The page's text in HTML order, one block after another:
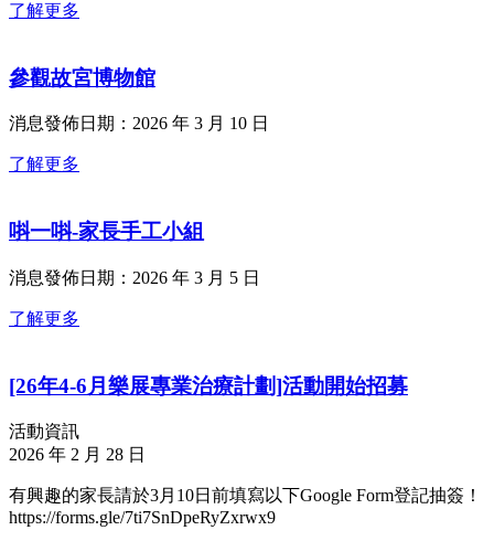
了解更多
參觀故宮博物館
消息發佈日期：2026 年 3 月 10 日
了解更多
唞一唞-家長手工小組
消息發佈日期：2026 年 3 月 5 日
了解更多
[26年4-6月樂展專業治療計劃]活動開始招募
活動資訊
2026 年 2 月 28 日
有興趣的家長請於3月10日前填寫以下Google Form登記抽簽！
https://forms.gle/7ti7SnDpeRyZxrwx9